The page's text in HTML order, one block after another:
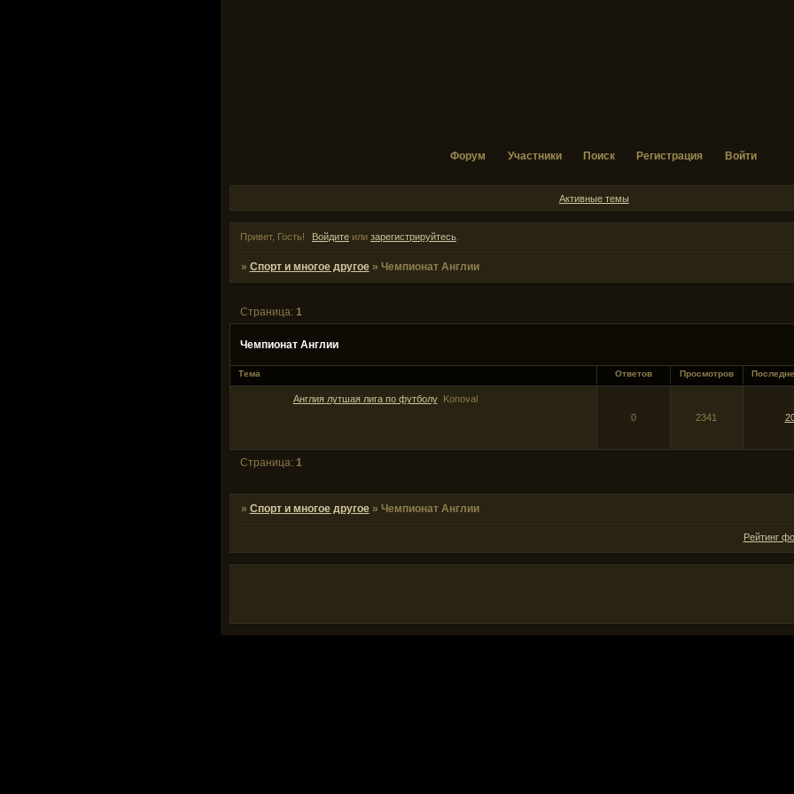
Форум Участники Поиск Регистрация Войти
Активные темы
Привет, Гость! Войдите или зарегистрируйтесь
» Спорт и многое другое » Чемпионат Англии
Чемпионат Англии
Страница: 1
Тема Ответов Просмотров
Англия лутшая лига по футболу
Konoval
0
2341
Страница: 1
» Спорт и многое другое » Чемпионат Англии
Рейтинг